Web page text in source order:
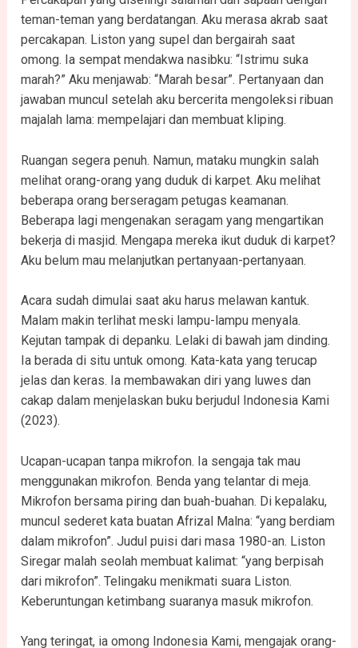
teman-teman yang berdatangan. Aku merasa akrab saat
percakapan. Liston yang supel dan bergairah saat
omong. Ia sempat mendakwa nasibku: “Istrimu suka
marah?” Aku menjawab: “Marah besar”. Pertanyaan dan
jawaban muncul setelah aku bercerita mengoleksi ribuan
majalah lama: mempelajari dan membuat kliping.
Ruangan segera penuh. Namun, mataku mungkin salah
melihat orang-orang yang duduk di karpet. Aku melihat
beberapa orang berseragam petugas keamanan.
Beberapa lagi mengenakan seragam yang mengartikan
bekerja di masjid. Mengapa mereka ikut duduk di karpet?
Aku belum mau melanjutkan pertanyaan-pertanyaan.
Acara sudah dimulai saat aku harus melawan kantuk.
Malam makin terlihat meski lampu-lampu menyala.
Kejutan tampak di depanku. Lelaki di bawah jam dinding.
Ia berada di situ untuk omong. Kata-kata yang terucap
jelas dan keras. Ia membawakan diri yang luwes dan
cakap dalam menjelaskan buku berjudul Indonesia Kami
(2023).
Ucapan-ucapan tanpa mikrofon. Ia sengaja tak mau
menggunakan mikrofon. Benda yang telantar di meja.
Mikrofon bersama piring dan buah-buahan. Di kepalaku,
muncul sederet kata buatan Afrizal Malna: “yang berdiam
dalam mikrofon”. Judul puisi dari masa 1980-an. Liston
Siregar malah seolah membuat kalimat: “yang berpisah
dari mikrofon”. Telingaku menikmati suara Liston.
Keberuntungan ketimbang suaranya masuk mikrofon.
Yang teringat, ia omong Indonesia Kami, mengajak orang-